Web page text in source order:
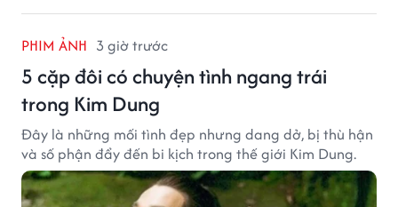
PHIM ẢNH 3 giờ trước
5 cặp đôi có chuyện tình ngang trái
trong Kim Dung
Đây là những mối tình đẹp nhưng dang dở, bị thù hận
và số phận đẩy đến bi kịch trong thế giới Kim Dung.